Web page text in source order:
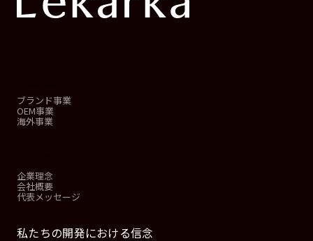
ブランド事業
OEM事業
海外事業
企業理念
会社概要
代表メッセージ
私たちの開発における信念